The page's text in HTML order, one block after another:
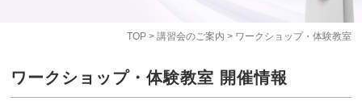
TOP> 講習会のご案内 > ワークショップ・体験教室
ワークショップ・体験教室 開催情報